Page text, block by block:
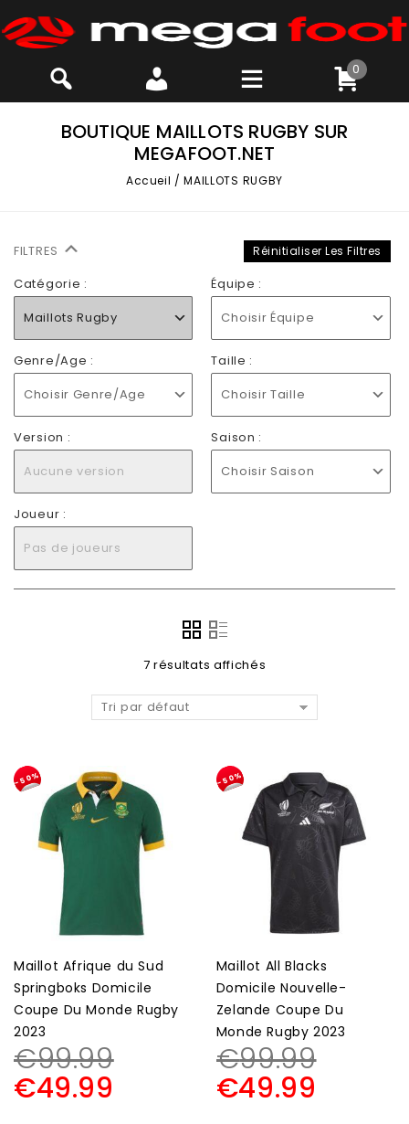
0
BOUTIQUE MAILLOTS RUGBY SUR
MEGAFOOT.NET
Accueil /MAILLOTS RUGBY
FILTRES Réinitialiser Les Filtres
Catégorie :
Maillots Rugby
Équipe :
Choisir Équipe
Genre/Age :
Choisir Genre/Age
Taille :
Choisir Taille
Version :
Aucune version
Saison :
Choisir Saison
Joueur :
Pas de joueurs
7 résultats affichés
Tri par défaut
-50%
Maillot Afrique du Sud
Springboks Domicile
Coupe Du Monde Rugby
2023
€99.99
€49.99
-50%
Maillot All Blacks
Domicile Nouvelle-
Zelande Coupe Du
Monde Rugby 2023
€99.99
€49.99